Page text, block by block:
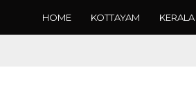
HOME KOTTAYAM KERALA